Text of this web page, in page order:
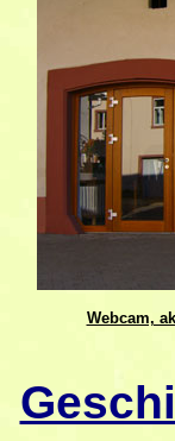
Webcam,